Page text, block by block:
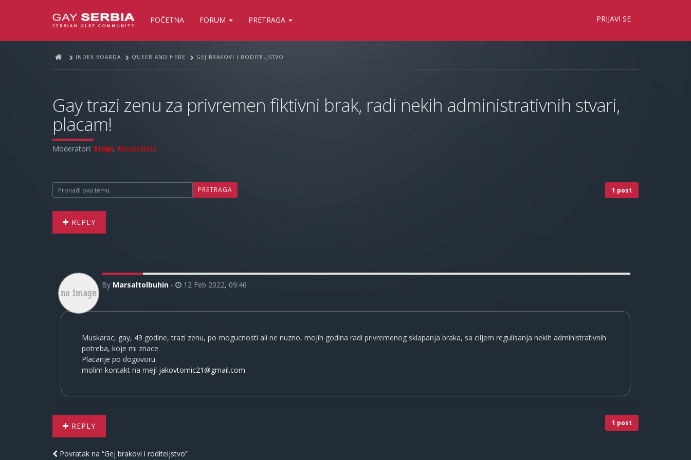
POČETNA FORUM PRETRAGA PRIJAVI SE
INDEX BOARDA QUEER AND HERE GEJ BRAKOVI I RODITELJSTVO
Gay trazi zenu za privremen fiktivni brak, radi nekih administrativnih stvari,
placam!
Moderatori: Stripi, Moderators
PRETRAGA 1 post
REPLY
By Marsaltolbuhin - 12 Feb 2022, 09:46
Muskarac, gay, 43 godine, trazi zenu, po mogucnosti ali ne nuzno, mojih godina radi privremenog sklapanja braka, sa ciljem regulisanja nekih administrativnih
potreba, koje mi znace.
Placanje po dogovoru.
molim kontakt na mejl jakovtomic21@gmail.com
REPLY 1 post
Povratak na “Gej brakovi i roditeljstvo”